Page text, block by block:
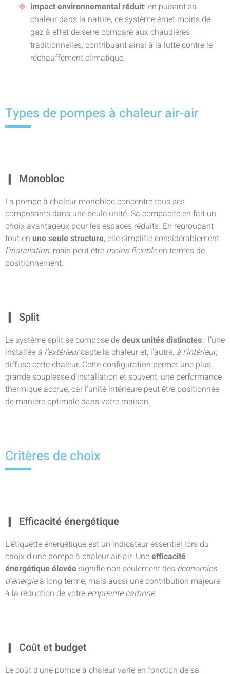
impact environnemental réduit: en puisant sa
chaleur dans la nature, ce système émet moins de
gaz à effet de serre comparé aux chaudières
traditionnelles, contribuant ainsi à la lutte contre le
réchauffement climatique.
Types de pompes à chaleur air-air
Monobloc
La pompe à chaleur monobloc concentre tous ses
composants dans une seule unité. Sa compacité en fait un
choix avantageux pour les espaces réduits. En regroupant
tout en une seule structure, elle simplifie considérablement
l’installation, mais peut être moins flexibleen termes de
positionnement.
Split
Le système split se compose dedeux unités distinctes : l’une
installée à l’extérieurcapte la chaleur et, l’autre, à l’intérieur,
diffuse cette chaleur. Cette configuration permet une plus
grande souplesse d’installation et souvent, une performance
thermique accrue, car l’unité intérieure peut être positionnée
de manière optimale dans votre maison.
Critères de choix
Efficacité énergétique
L’étiquette énergétique est un indicateur essentiel lors du
choix d’une pompe à chaleur air-air. Uneefficacité
énergétique élevée signifie non seulement des économies
d’énergieà long terme, mais aussi une contribution majeure
à la réduction de votre empreinte carbone.
Coût et budget
Le coût d’une pompe à chaleur varie en fonction de sa